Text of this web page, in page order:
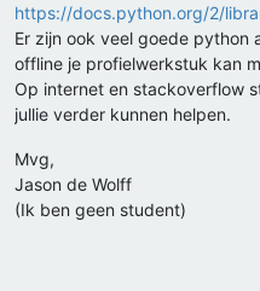
https://docs.python.org/2/
Er zijn ook veel goede python
offline je profielwerkstuk kan
Op internet en stackoverflow
jullie verder kunnen helpen.
Mvg,
Jason de Wolff
(Ik ben geen student)